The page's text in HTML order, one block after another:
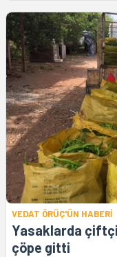
VEDAT ÖRÜÇ'ÜN HABERİ
Yasaklarda
çöpe gitti